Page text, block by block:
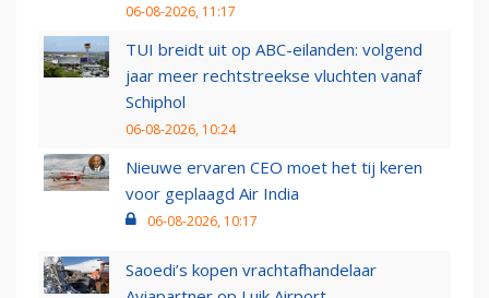
06-08-2026, 11:17
TUI breidt uit op ABC-eilanden: volgend
jaar meer rechtstreekse vluchten vanaf
Schiphol
06-08-2026, 10:24
Nieuwe ervaren CEO moet het tij keren
voor geplaagd Air India
06-08-2026, 10:17
Saoedi’s kopen vrachtafhandelaar